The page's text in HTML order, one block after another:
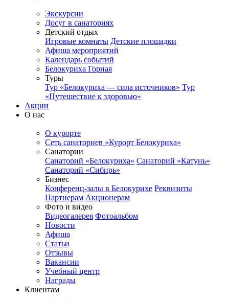
Экскурсии
Досуг в санаториях
Детский отдых
Игровые комнаты Детские площадки
Афиша мероприятий
Календарь событий
Белокуриха Горная
Туры
Тур «Белокуриха — сила источников» Тур
«Путешествие к здоровью»
Акции
О нас
О курорте
Сеть санаториев «Курорт Белокуриха»
Санатории
Санаторий «Белокуриха» Санаторий «Катунь»
Санаторий «Сибирь»
Бизнес
Конференц-залы в Белокурихе Реквизиты
Партнерам Акционерам
Фото и видео
Видеогалерея Фотоальбом
Новости
Афиша
Статьи
Отзывы
Вакансии
Учебный центр
Награды
Клиентам